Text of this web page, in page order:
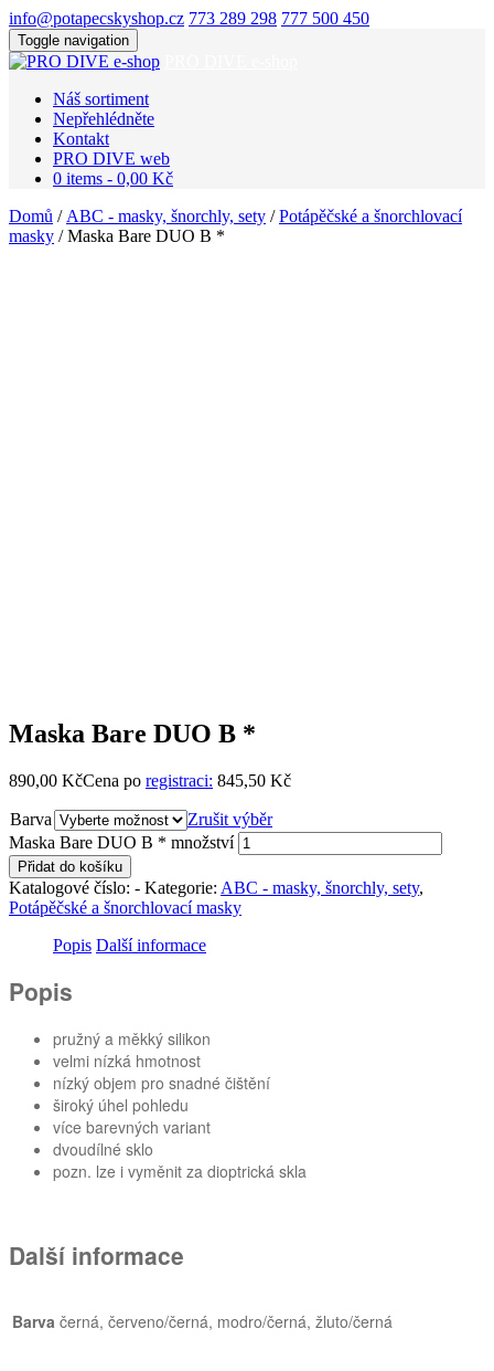
info@potapecskyshop.cz 773 289 298 777 500 450
Toggle navigation
Náš sortiment
Nepřehlédněte
Kontakt
PRO DIVE web
0 items - 0,00 Kč
Domů / ABC - masky, šnorchly, sety /Potápěčské a šnorchlovací
masky / Maska Bare DUO B *
Maska Bare DUO B *
890,00 KčCena po registraci: 845,50 Kč
Barva
Zrušit výběr
Maska Bare DUO B * množství
Přidat do košíku
Katalogové číslo: - Kategorie: ABC - masky, šnorchly, sety,
Potápěčské a šnorchlovací masky
Popis Další informace
Popis
pružný a měkký silikon
velmi nízká hmotnost
nízký objem pro snadné čištění
široký úhel pohledu
více barevných variant
dvoudílné sklo
pozn. lze i vyměnit za dioptrická skla
Další informace
Barva černá, červeno/černá, modro/černá, žluto/černá